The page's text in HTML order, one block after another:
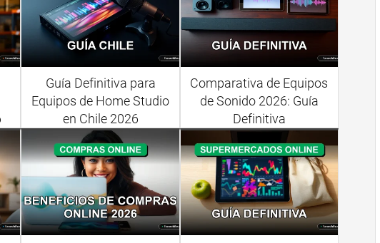
Guía Definitiva para
Equipos de Home Studio
en Chile 2026
Comparativa de Equipos
de Sonido 2026: Guía
Definitiva